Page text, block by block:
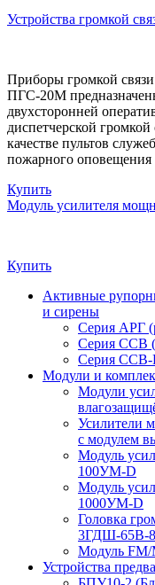
Устройства громкой
Приборы громкой
ПГС-20М
двухсторонней
диспетчерской
качестве пультов
пожарного
Купить
Модуль усилителя
Купить
Активные
и сирены
Серия АРГ
Серия ССВ
Серия ССВ-
Модули и
Модули
Усилители
с модулем
Модуль
100УМ-D
Модуль
1000УМ-D
Головка
3ГДШ-65В-8
Модуль FM/
Устройства